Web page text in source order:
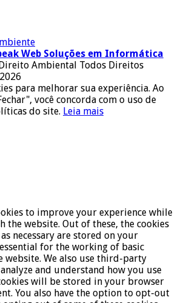
Web Soluções em Informática
Ambiental Todos Direitos
para melhorar sua experiência. Ao
você concorda com o uso de
do site. Leia mais
to improve your experience while
the website. Out of these, the cookies
necessary are stored on your
for the working of basic
We also use third-party
and understand how you use
will be stored in your browser
You also have the option to opt-out